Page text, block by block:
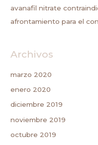
avanafil nitrate
afrontamiento para el
Archivos
marzo 2020
enero 2020
diciembre 2019
noviembre 2019
octubre 2019